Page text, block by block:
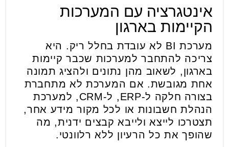
אינטגרציה עם המערכות
הקיימות בארגון
מערכת BI לא עובדת בחלל ריק. היא
צריכה להתחבר למערכות שכבר קיימות
בארגון, לשאוב מהן נתונים ולהציג תמונה
אחת מגובשת. אם המערכת לא מתחברת
בצורה חלקה ל-ERP, ל-CRM, למערכת
הנהלת חשבונות או לכל מקור מידע אחר,
תצטרכו לייצא ולייבא קבצים ידנית, מה
שהופך את כל הרעיון ללא רלוונטי.